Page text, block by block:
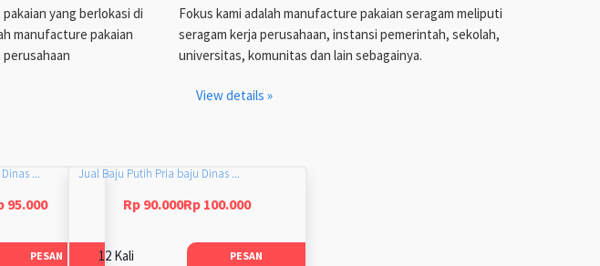
yang berlokasi di
manufacture pakaian
Fokus kami adalah manufacture pakaian seragam meliputi
seragam kerja perusahaan, instansi pemerintah, sekolah,
universitas, komunitas dan lain sebagainya.
View details »
...
95.000
PESAN
Jual Baju Putih Pria baju Dinas ...
Rp 90.000Rp 100.000
12 Kali PESAN